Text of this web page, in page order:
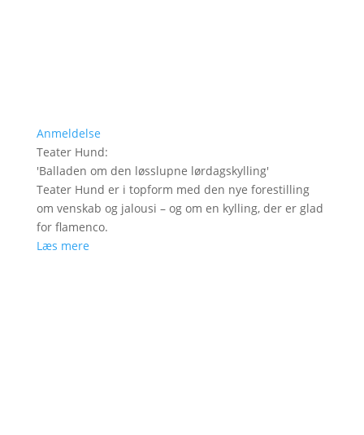
Anmeldelse
Teater Hund:
'Balladen om den løsslupne lørdagskylling'
Teater Hund er i topform med den nye forestilling
om venskab og jalousi – og om en kylling, der er glad
for flamenco.
Læs mere